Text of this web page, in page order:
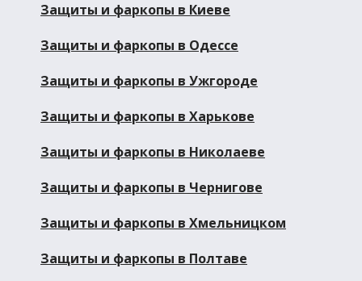
Защиты и фаркопы в Киеве
Защиты и фаркопы в Одессе
Защиты и фаркопы в Ужгороде
Защиты и фаркопы в Харькове
Защиты и фаркопы в Николаеве
Защиты и фаркопы в Чернигове
Защиты и фаркопы в Хмельницком
Защиты и фаркопы в Полтаве